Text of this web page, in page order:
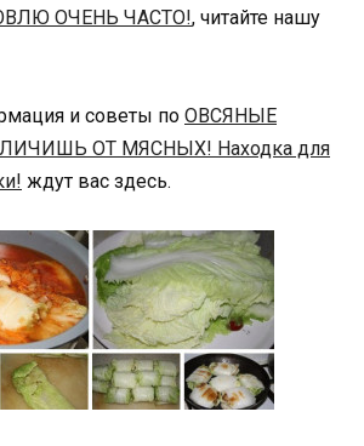
ОЧЕНЬ ЧАСТО!, читайте нашу
и советы по ОВСЯНЫЕ
ОТ МЯСНЫХ! Находка для
ждут вас здесь.